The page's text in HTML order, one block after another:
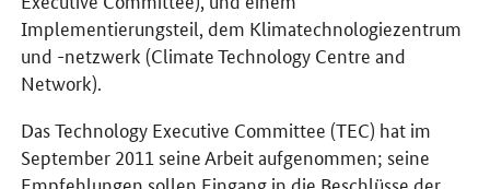
Implementierungsteil, dem Klimatechnologiezentrum
und -netzwerk (Climate Technology Centre and
Network).
DasTechnology Executive Committee (TEC) hat im
September 2011 seine Arbeit aufgenommen; seine
Empfehlungen sollen Eingang in die Beschlüsse der